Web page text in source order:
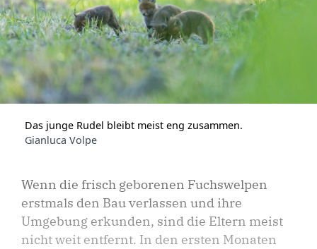
Das junge Rudel bleibt meist eng zusammen.
Gianluca Volpe
Wenn die frisch geborenen Fuchswelpen
erstmals den Bau verlassen und ihre
Umgebung erkunden, sind die Eltern meist
nicht weit entfernt. In den ersten Monaten